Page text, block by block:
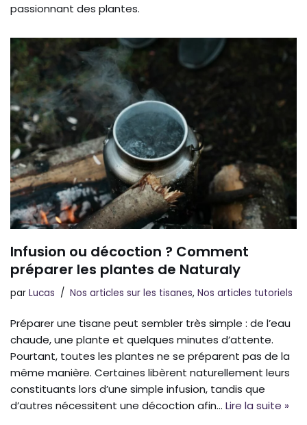
passionnant des plantes.
Infusion ou décoction ? Comment
préparer les plantes de Naturaly
par Lucas Nos articles sur les tisanes, Nos articles tutoriels
Préparer une tisane peut sembler très simple : de l’eau
chaude, une plante et quelques minutes d’attente.
Pourtant, toutes les plantes ne se préparent pas de la
même manière. Certaines libèrent naturellement leurs
constituants lors d’une simple infusion, tandis que
d’autres nécessitent une décoction afin… Lire la suite »